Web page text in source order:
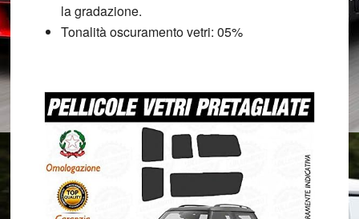
la gradazione.
Tonalità oscuramento vetri: 05%